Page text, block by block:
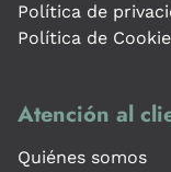
Política de
Política de
Atención al
Quiénes somos